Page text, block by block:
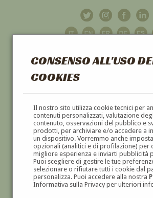
CONSENSO ALL'USO
COOKIES
Il nostro sito utilizza cookie tecnici per
contenuti personalizzati, valutazione
contenuto, osservazioni del pubblico e
prodotti, per archiviare e/o accedere a
un dispositivo. Vorremmo anche
opzionali (analitici e di profilazione) per
migliore esperienza e inviarti pubblicità
Puoi scegliere di gestire le tue
selezionare o rifiutare tutti i cookie dal
personalizza. Puoi accedere alla nostra
Informativa sulla Privacy per ulteriori
GALLERIAD'ARTE
DIPINTI E SCULTURE